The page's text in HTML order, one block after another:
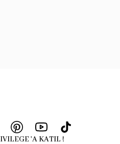
'A KATIL !